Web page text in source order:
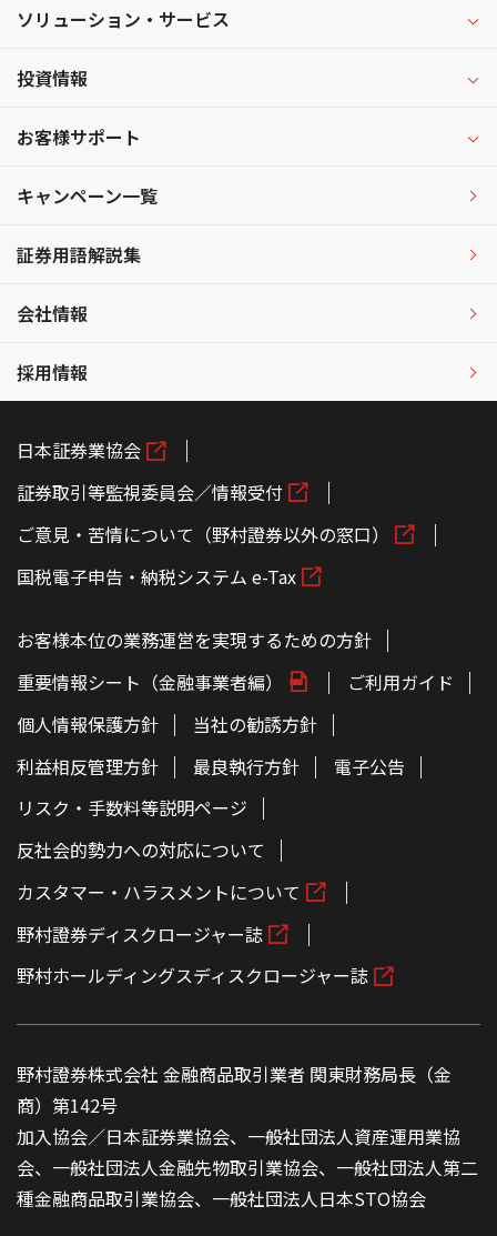
ソリューション・サービス
投資情報
お客様サポート
キャンペーン一覧
証券用語解説集
会社情報
採用情報
日本証券業協会
証券取引等監視委員会／情報受付
ご意見・苦情について（野村證券以外の窓口）
国税電子申告・納税システム e-Tax
お客様本位の業務運営を実現するための方針
重要情報シート（金融事業者編）
ご利用ガイド
個人情報保護方針
当社の勧誘方針
利益相反管理方針
最良執行方針
電子公告
リスク・手数料等説明ページ
反社会的勢力への対応について
カスタマー・ハラスメントについて
野村證券ディスクロージャー誌
野村ホールディングスディスクロージャー誌
野村證券株式会社 金融商品取引業者 関東財務局長（金
商）第142号
加入協会／日本証券業協会、一般社団法人資産運用業協
会、一般社団法人金融先物取引業協会、一般社団法人第二
種金融商品取引業協会、一般社団法人日本STO協会